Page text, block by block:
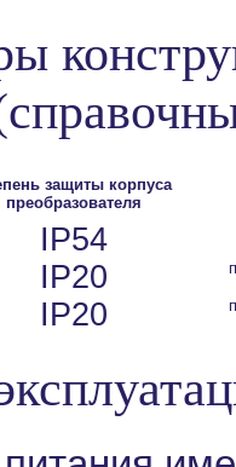
защиты корпуса
преобразователя
IP54
IP20
IP20